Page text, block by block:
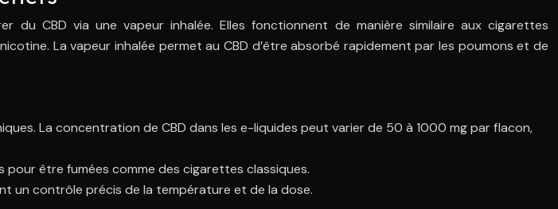
CBD via une vapeur inhalée. Elles fonctionnent de manière similaire aux cigarettes
La vapeur inhalée permet au CBD d’être absorbé rapidement par les poumons et de
La concentration de CBD dans les e-liquides peut varier de 50 à 1000 mg par flacon,
être fumées comme des cigarettes classiques.
un contrôle précis de la température et de la dose.